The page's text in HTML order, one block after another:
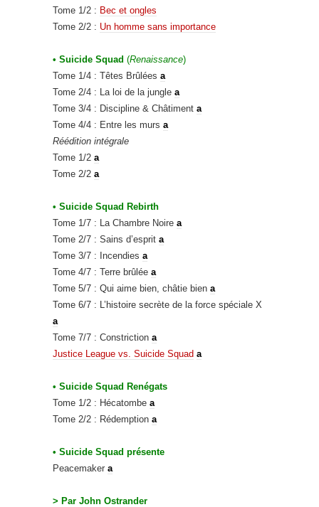
Tome 1/2 : Bec et ongles
Tome 2/2 : Un homme sans importance
• Suicide Squad (Renaissance)
Tome 1/4 : Têtes Brûlées a
Tome 2/4 : La loi de la jungle a
Tome 3/4 : Discipline & Châtiment a
Tome 4/4 : Entre les murs a
Réédition intégrale
Tome 1/2 a
Tome 2/2 a
• Suicide Squad Rebirth
Tome 1/7 : La Chambre Noire a
Tome 2/7 : Sains d’esprit a
Tome 3/7 : Incendies a
Tome 4/7 : Terre brûlée a
Tome 5/7 : Qui aime bien, châtie bien a
Tome 6/7 : L’histoire secrète de la force spéciale X
a
Tome 7/7 : Constriction a
Justice League vs. Suicide Squad a
• Suicide Squad Renégats
Tome 1/2 : Hécatombe a
Tome 2/2 : Rédemption a
• Suicide Squad présente
Peacemaker a
> Par John Ostrander